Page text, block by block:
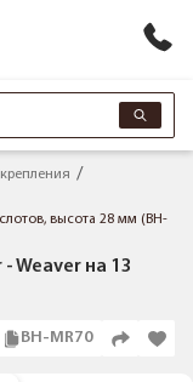
высота 28 мм (BH-
Weaver на 13
BH-MR70